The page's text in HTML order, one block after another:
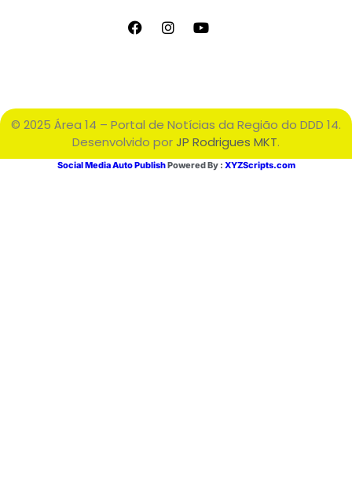
© 2025 Área 14 – Portal de Notícias da Região do DDD 14.
Desenvolvido porJP Rodrigues MKT.
Social Media Auto PublishPowered By : XYZScripts.com